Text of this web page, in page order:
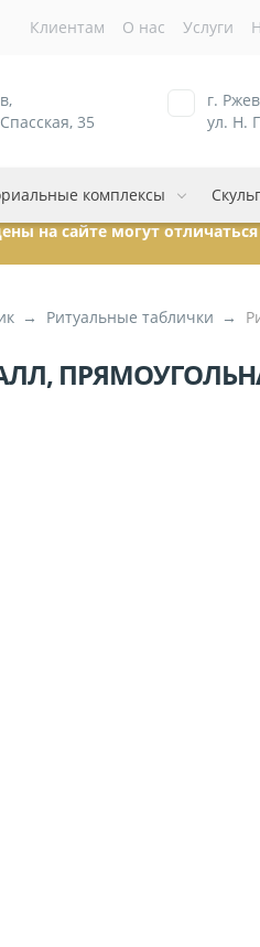
Клиентам О нас Услуги
35
г.
ул. Н.
комплексы
на сайте могут
Ритуальные таблички